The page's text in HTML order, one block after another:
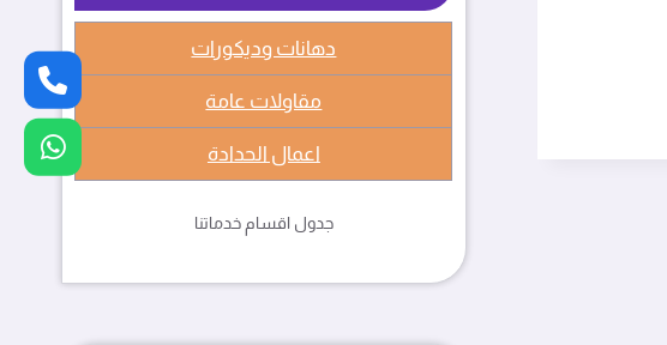
دهانات وديكورات
مقاولات عامة
اعمال الحدادة
جدول اقسام خدماتنا